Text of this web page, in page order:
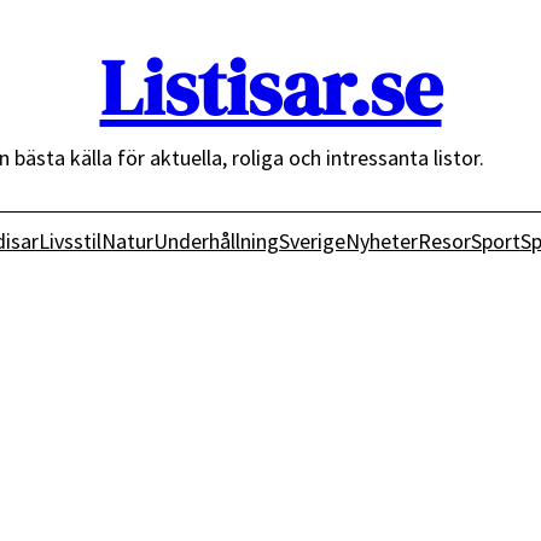
Listisar.se
bästa källa för aktuella, roliga och intressanta listor.
LivsstilNaturUnderhållningSverigeNyheterResorSport